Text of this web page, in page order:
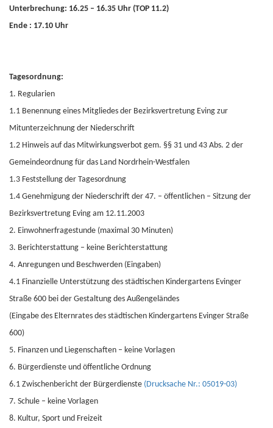
Unterbrechung: 16.25 – 16.35 Uhr (TOP 11.2)
Ende : 17.10 Uhr
Tagesordnung:
1. Regularien
1.1 Benennung eines Mitgliedes der Bezirksvertretung Eving zur
Mitunterzeichnung der Niederschrift
1.2 Hinweis auf das Mitwirkungsverbot gem. §§ 31 und 43 Abs. 2 der
Gemeindeordnung für das Land Nordrhein-Westfalen
1.3 Feststellung der Tagesordnung
1.4 Genehmigung der Niederschrift der 47. – öffentlichen – Sitzung der
Bezirksvertretung Eving am 12.11.2003
2. Einwohnerfragestunde (maximal 30 Minuten)
3. Berichterstattung – keine Berichterstattung
4. Anregungen und Beschwerden (Eingaben)
4.1 Finanzielle Unterstützung des städtischen Kindergartens Evinger
Straße 600 bei der Gestaltung des Außengeländes
(Eingabe des Elternrates des städtischen Kindergartens Evinger Straße
600)
5. Finanzen und Liegenschaften – keine Vorlagen
6. Bürgerdienste und öffentliche Ordnung
6.1 Zwischenbericht der Bürgerdienste (Drucksache Nr.: 05019-03)
7. Schule – keine Vorlagen
8. Kultur, Sport und Freizeit